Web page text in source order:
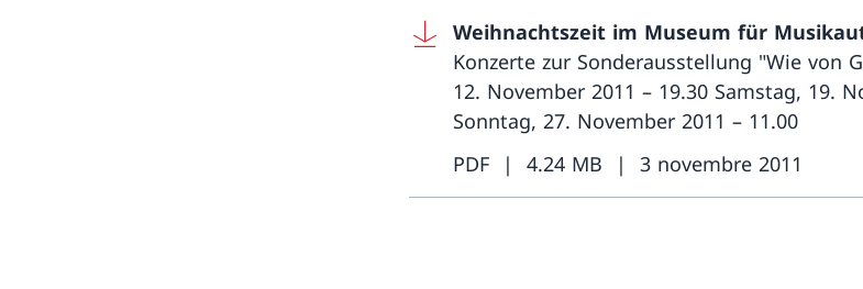
Weihnachtszeit im Museum für
Konzerte zur Sonderausstellung "Wie von
12. November 2011 – 19.30 Samstag, 19.
Sonntag, 27. November 2011 – 11.00
PDF
4.24 MB 3 novembre 2011